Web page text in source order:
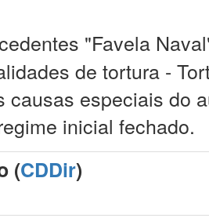
"Favela
de tortura -
causas especiais do
inicial fechado.
(CDDir)